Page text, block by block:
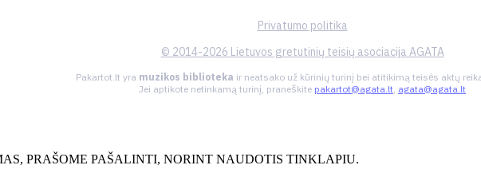
Privatumo politika
© 2014-2026 Lietuvos gretutinių teisių asociacija AGATA
Pakartot.lt yra muzikos biblioteka ir neatsako už kūrinių turinį bei atitikimą teisės aktų
Jei aptikote netinkamą turinį, praneškite pakartot@agata.lt, agata@agata.lt
PRAŠOME PAŠALINTI, NORINT NAUDOTIS TINKLAPIU.